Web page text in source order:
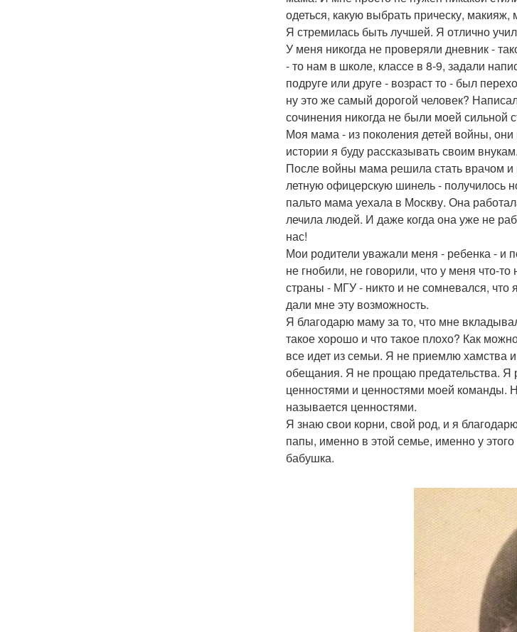
одеться, какую выбрать прическу,
Я стремилась быть лучшей. Я отлично
У меня никогда не проверяли дневник -
- то нам в школе, классе в 8-9, задали
подруге или друге - возраст то - был
ну это же самый дорогой человек?
сочинения никогда не были моей сильной
Моя мама - из поколения детей войны,
истории я буду рассказывать своим внукам.
После войны мама решила стать врачом
летную офицерскую шинель - получилось
пальто мама уехала в Москву. Она
лечила людей. И даже когда она уже не
нас!
Мои родители уважали меня - ребенка - и
не гнобили, не говорили, что у меня что-
страны - МГУ - никто и не сомневался, что
дали мне эту возможность.
Я благодарю маму за то, что мне
такое хорошо и что такое плохо? Как
все идет из семьи. Я не приемлю
обещания. Я не прощаю предательства. Я
ценностями и ценностями моей команды.
называется ценностями.
Я знаю свои корни, свой род, и я
папы, именно в этой семье, именно у
бабушка.